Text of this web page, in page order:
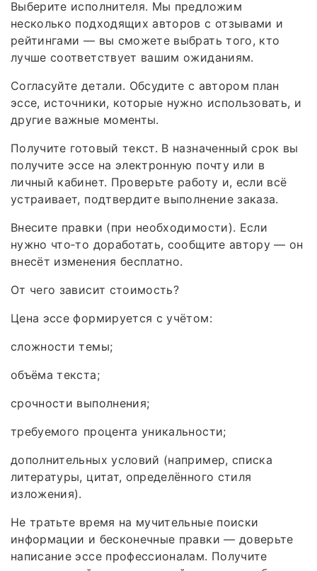
Выберите исполнителя. Мы предложим
несколько подходящих авторов с отзывами и
рейтингами — вы сможете выбрать того, кто
лучше соответствует вашим ожиданиям.
Согласуйте детали. Обсудите с автором план
эссе, источники, которые нужно использовать, и
другие важные моменты.
Получите готовый текст. В назначенный срок вы
получите эссе на электронную почту или в
личный кабинет. Проверьте работу и, если всё
устраивает, подтвердите выполнение заказа.
Внесите правки (при необходимости). Если
нужно что‑то доработать, сообщите автору — он
внесёт изменения бесплатно.
От чего зависит стоимость?
Цена эссе формируется с учётом:
сложности темы;
объёма текста;
срочности выполнения;
требуемого процента уникальности;
дополнительных условий (например, списка
литературы, цитат, определённого стиля
изложения).
Не тратьте время на мучительные поиски
информации и бесконечные правки — доверьте
написание эссе профессионалам. Получите